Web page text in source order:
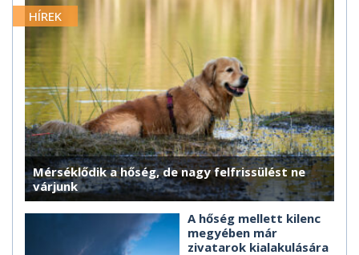
HÍREK
Mérséklődik a hőség, de nagy felfrissülést ne
várjunk
A hőség mellett kilenc
megyében már
zivatarok kialakulására